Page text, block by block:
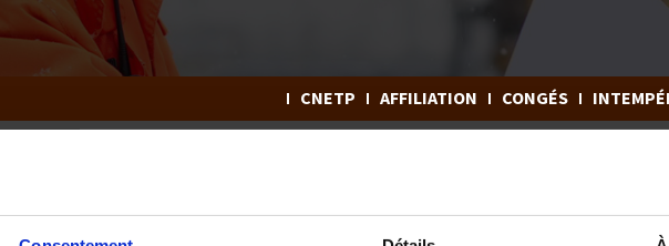
CNETP AFFILIATION CONGÉS